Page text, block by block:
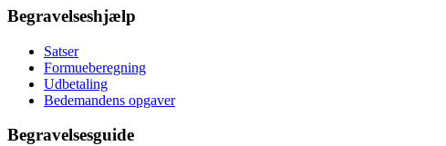
Begravelseshjælp
Satser
Formueberegning
Udbetaling
Bedemandens opgaver
Begravelsesguide